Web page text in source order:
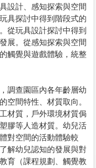
設計、感知探索與空間
具探討中得到階段式的
從玩具設計探討中得到
展。從感知探索與空間
觸覺與遊戲體驗，統整
調查園區內各年齡層幼
空間特性、材質取向。
材質，戶外環境材質侷
膠等人造材質。幼兒活
對空間的活動體驗較
解幼兒認知的發展與對
育（課程規劃、觸覺教